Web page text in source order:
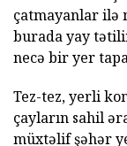
çatmayanlar ilə
burada yay
necə bir yer
Tez-tez, yerli
çayların sahil
müxtəlif şəhər